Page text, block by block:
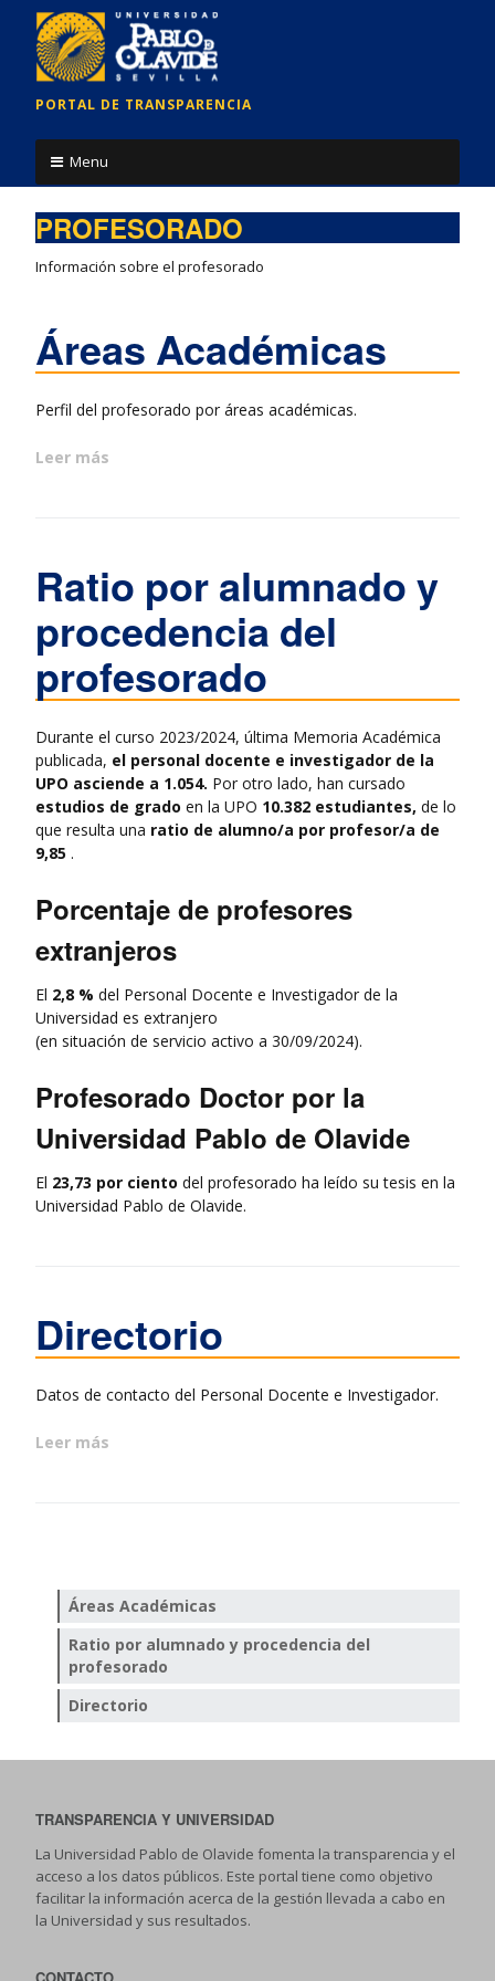
PORTAL DE TRANSPARENCIA
Menu
PROFESORADO
Información sobre el profesorado
Áreas Académicas
Perfil del profesorado por áreas académicas.
Leer más
Ratio por alumnado y
procedencia del
profesorado
Durante el curso 2023/2024, última Memoria Académica
publicada, el personal docente e investigador de la
UPO asciende a 1.054. Por otro lado, han cursado
estudios de grado en la UPO 10.382 estudiantes, de lo
que resulta una ratio de alumno/a por profesor/a de
9,85 .
Porcentaje de profesores
extranjeros
El 2,8 % del Personal Docente e Investigador de la
Universidad es extranjero
(en situación de servicio activo a 30/09/2024).
Profesorado Doctor por la
Universidad Pablo de Olavide
El 23,73 por ciento del profesorado ha leído su tesis en la
Universidad Pablo de Olavide.
Directorio
Datos de contacto del Personal Docente e Investigador.
Leer más
Áreas Académicas
Ratio por alumnado y procedencia del
profesorado
Directorio
TRANSPARENCIA Y UNIVERSIDAD
La Universidad Pablo de Olavide fomenta la transparencia y el
acceso a los datos públicos. Este portal tiene como objetivo
facilitar la información acerca de la gestión llevada a cabo en
la Universidad y sus resultados.
CONTACTO